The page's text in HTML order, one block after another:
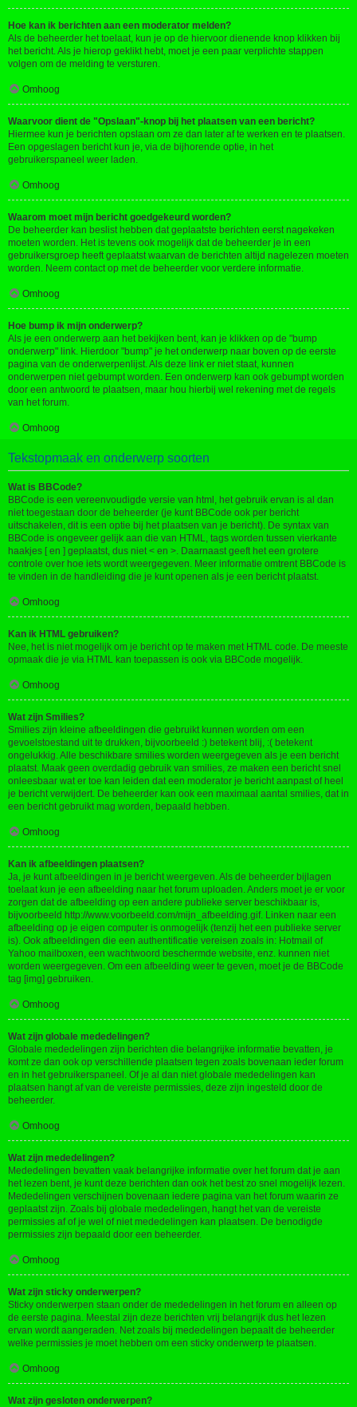
Hoe kan ik berichten aan een moderator melden?
Als de beheerder het toelaat, kun je op de hiervoor dienende knop klikken bij
het bericht. Als je hierop geklikt hebt, moet je een paar verplichte stappen
volgen om de melding te versturen.
Omhoog
Waarvoor dient de "Opslaan"-knop bij het plaatsen van een bericht?
Hiermee kun je berichten opslaan om ze dan later af te werken en te plaatsen.
Een opgeslagen bericht kun je, via de bijhorende optie, in het
gebruikerspaneel weer laden.
Omhoog
Waarom moet mijn bericht goedgekeurd worden?
De beheerder kan beslist hebben dat geplaatste berichten eerst nagekeken
moeten worden. Het is tevens ook mogelijk dat de beheerder je in een
gebruikersgroep heeft geplaatst waarvan de berichten altijd nagelezen moeten
worden. Neem contact op met de beheerder voor verdere informatie.
Omhoog
Hoe bump ik mijn onderwerp?
Als je een onderwerp aan het bekijken bent, kan je klikken op de "bump
onderwerp" link. Hierdoor "bump" je het onderwerp naar boven op de eerste
pagina van de onderwerpenlijst. Als deze link er niet staat, kunnen
onderwerpen niet gebumpt worden. Een onderwerp kan ook gebumpt worden
door een antwoord te plaatsen, maar hou hierbij wel rekening met de regels
van het forum.
Omhoog
Tekstopmaak en onderwerp soorten
Wat is BBCode?
BBCode is een vereenvoudigde versie van html, het gebruik ervan is al dan
niet toegestaan door de beheerder (je kunt BBCode ook per bericht
uitschakelen, dit is een optie bij het plaatsen van je bericht). De syntax van
BBCode is ongeveer gelijk aan die van HTML, tags worden tussen vierkante
haakjes [ en ] geplaatst, dus niet < en >. Daarnaast geeft het een grotere
controle over hoe iets wordt weergegeven. Meer informatie omtrent BBCode is
te vinden in de handleiding die je kunt openen als je een bericht plaatst.
Omhoog
Kan ik HTML gebruiken?
Nee, het is niet mogelijk om je bericht op te maken met HTML code. De meeste
opmaak die je via HTML kan toepassen is ook via BBCode mogelijk.
Omhoog
Wat zijn Smilies?
Smilies zijn kleine afbeeldingen die gebruikt kunnen worden om een
gevoelstoestand uit te drukken, bijvoorbeeld :) betekent blij, :( betekent
ongelukkig. Alle beschikbare smilies worden weergegeven als je een bericht
plaatst. Maak geen overdadig gebruik van smilies, ze maken een bericht snel
onleesbaar wat er toe kan leiden dat een moderator je bericht aanpast of heel
je bericht verwijdert. De beheerder kan ook een maximaal aantal smilies, dat in
een bericht gebruikt mag worden, bepaald hebben.
Omhoog
Kan ik afbeeldingen plaatsen?
Ja, je kunt afbeeldingen in je bericht weergeven. Als de beheerder bijlagen
toelaat kun je een afbeelding naar het forum uploaden. Anders moet je er voor
zorgen dat de afbeelding op een andere publieke server beschikbaar is,
bijvoorbeeld http://www.voorbeeld.com/mijn_afbeelding.gif. Linken naar een
afbeelding op je eigen computer is onmogelijk (tenzij het een publieke server
is). Ook afbeeldingen die een authentificatie vereisen zoals in: Hotmail of
Yahoo mailboxen, een wachtwoord beschermde website, enz. kunnen niet
worden weergegeven. Om een afbeelding weer te geven, moet je de BBCode
tag [img] gebruiken.
Omhoog
Wat zijn globale mededelingen?
Globale mededelingen zijn berichten die belangrijke informatie bevatten, je
komt ze dan ook op verschillende plaatsen tegen zoals bovenaan ieder forum
en in het gebruikerspaneel. Of je al dan niet globale mededelingen kan
plaatsen hangt af van de vereiste permissies, deze zijn ingesteld door de
beheerder.
Omhoog
Wat zijn mededelingen?
Mededelingen bevatten vaak belangrijke informatie over het forum dat je aan
het lezen bent, je kunt deze berichten dan ook het best zo snel mogelijk lezen.
Mededelingen verschijnen bovenaan iedere pagina van het forum waarin ze
geplaatst zijn. Zoals bij globale mededelingen, hangt het van de vereiste
permissies af of je wel of niet mededelingen kan plaatsen. De benodigde
permissies zijn bepaald door een beheerder.
Omhoog
Wat zijn sticky onderwerpen?
Sticky onderwerpen staan onder de mededelingen in het forum en alleen op
de eerste pagina. Meestal zijn deze berichten vrij belangrijk dus het lezen
ervan wordt aangeraden. Net zoals bij mededelingen bepaalt de beheerder
welke permissies je moet hebben om een sticky onderwerp te plaatsen.
Omhoog
Wat zijn gesloten onderwerpen?